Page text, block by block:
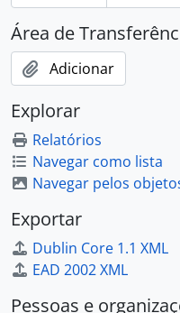
Área de
Adicionar
Explorar
Relatórios
Navegar como lista
Navegar pelos
Exportar
Dublin Core 1.1 XML
EAD 2002 XML
Pessoas e